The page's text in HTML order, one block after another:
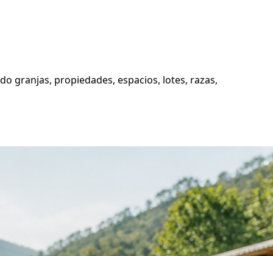
granjas, propiedades, espacios, lotes, razas,